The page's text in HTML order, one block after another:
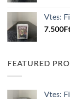
Vtes:
7.500
FEATURED
Vtes: